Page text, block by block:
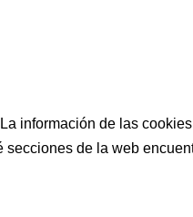
información de las
de la web